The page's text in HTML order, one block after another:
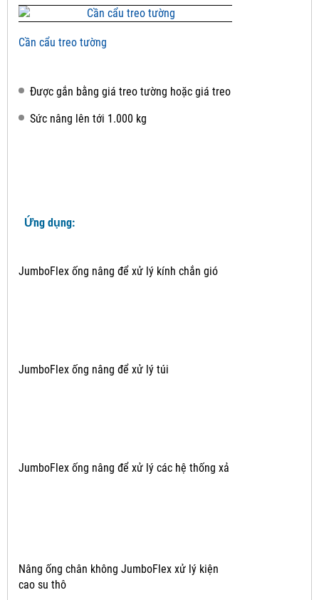
Cần cẩu treo tường
Được gắn bằng giá treo tường hoặc giá treo
Sức nâng lên tới 1.000 kg
Ứng dụng:
JumboFlex ống nâng để xử lý kính chắn gió
JumboFlex ống nâng để xử lý túi
JumboFlex ống nâng để xử lý các hệ thống xả
Nâng ống chân không JumboFlex xử lý kiện
cao su thô